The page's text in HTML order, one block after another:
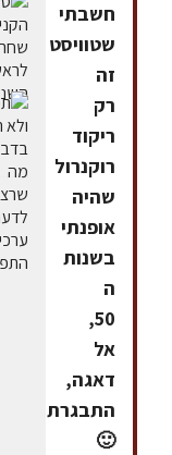
חשבתי
שטוויסט
זה
רק
ריקוד
רוקנרול
שהיה
אופנתי
בשנות
ה
50,
אל
דאגה,
התבגרתי
🙂